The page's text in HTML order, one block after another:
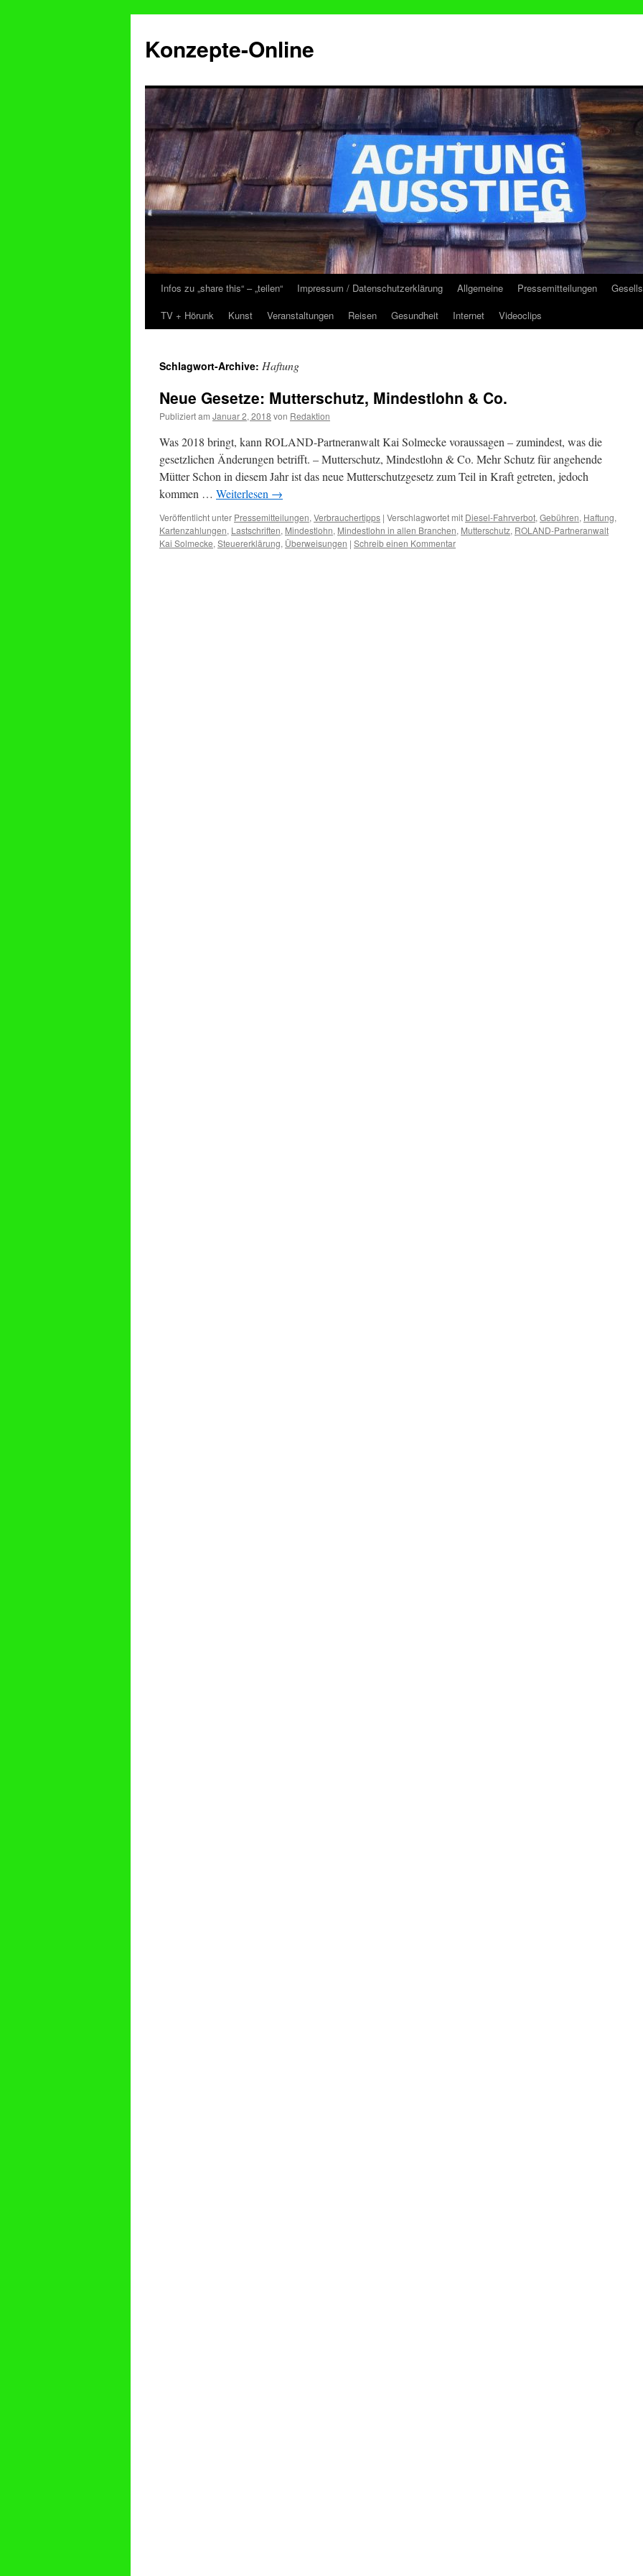
Konzepte-Online
Zum
Inhalt
Infos zu „share this“ – „teilen“ Impressum / Datenschutzerklärung Allgemeine Pressemitteilungen
TV + Hörunk
Kunst Veranstaltungen Reisen Gesundheit Internet Videoclips
Schlagwort-Archive: Haftung
Neue Gesetze: Mutterschutz, Mindestlohn & Co.
Publiziert am Januar 2, 2018 von Redaktion
Was 2018 bringt, kann ROLAND-Partneranwalt Kai Solmecke voraussagen – zumindest, was die
gesetzlichen Änderungen betrifft. – Mutterschutz, Mindestlohn & Co. Mehr Schutz für angehende
Mütter Schon in diesem Jahr ist das neue Mutterschutzgesetz zum Teil in Kraft getreten, jedoch
kommen … Weiterlesen →
Veröffentlicht unter Pressemitteilungen, Verbrauchertipps | Verschlagwortet mit Diesel-Fahrverbot, Gebühren, Haftung,
Kartenzahlungen, Lastschriften, Mindestlohn, Mindestlohn in allen Branchen, Mutterschutz, ROLAND-Partneranwalt
Kai Solmecke, Steuererklärung, Überweisungen | Schreib einen Kommentar